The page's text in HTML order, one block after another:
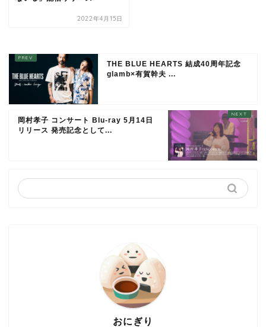
2022年4月15日
THE BLUE HEARTS 結成40周年記念
glamb×有賀幹夫 ...
岡村孝子 コンサート Blu-ray 5月14日
リリース 発売記念として...
おにぎり